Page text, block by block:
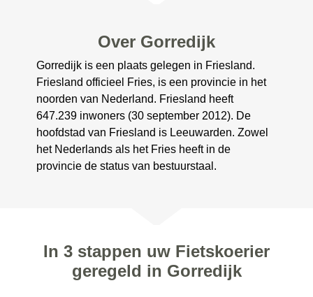
Over Gorredijk
Gorredijk is een plaats gelegen in Friesland.
Friesland officieel Fries, is een provincie in het
noorden van Nederland. Friesland heeft
647.239 inwoners (30 september 2012). De
hoofdstad van Friesland is Leeuwarden. Zowel
het Nederlands als het Fries heeft in de
provincie de status van bestuurstaal.
In 3 stappen uw Fietskoerier
geregeld in Gorredijk